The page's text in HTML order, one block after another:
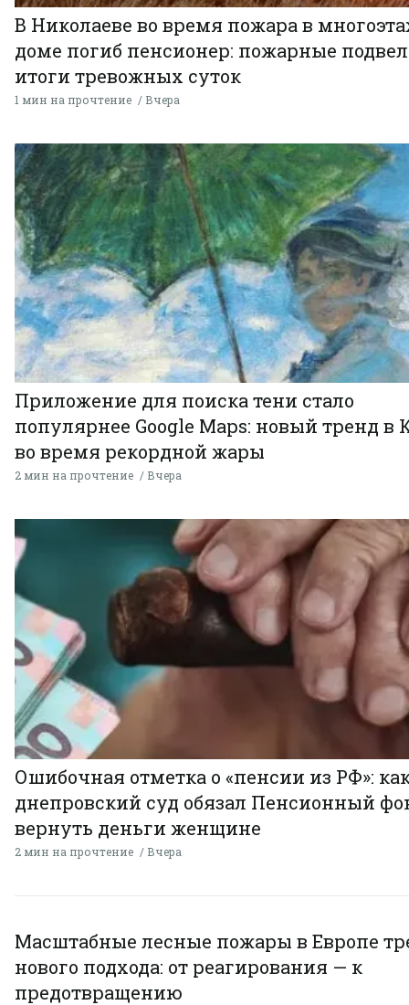
В Николаеве во время пожара в
доме погиб пенсионер: пожарные
итоги тревожных суток
1 мин на прочтение Вчера
Приложение для поиска тени стало
популярнее Google Maps: новый тренд в
во время рекордной жары
2 мин на прочтение Вчера
Ошибочная отметка о «пенсии из РФ»:
днепровский суд обязал Пенсионный
вернуть деньги женщине
2 мин на прочтение Вчера
Масштабные лесные пожары в Европе
нового подхода: от реагирования — к
предотвращению